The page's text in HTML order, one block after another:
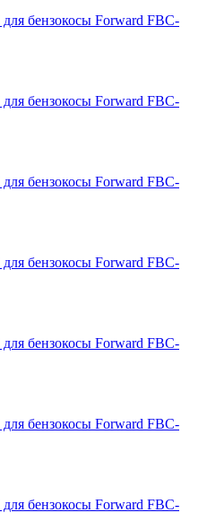
бензокосы Forward FBC-
бензокосы Forward FBC-
бензокосы Forward FBC-
бензокосы Forward FBC-
бензокосы Forward FBC-
бензокосы Forward FBC-
бензокосы Forward FBC-